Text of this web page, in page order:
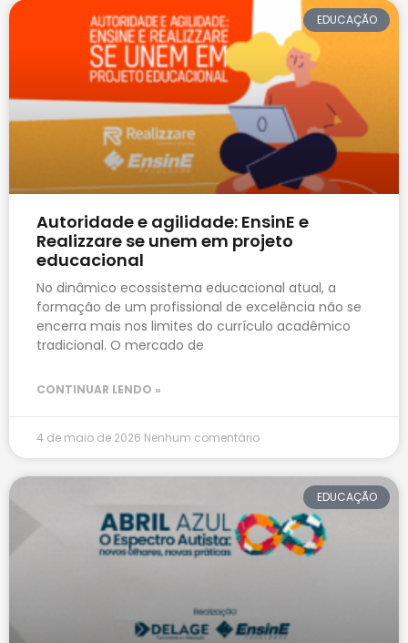
EDUCAÇÃO
Autoridade e agilidade: EnsinE e
Realizzare se unem em projeto
educacional
No dinâmico ecossistema educacional atual, a
formação de um profissional de excelência não se
encerra mais nos limites do currículo acadêmico
tradicional. O mercado de
CONTINUAR LENDO »
4 de maio de 2026 Nenhum comentário
EDUCAÇÃO